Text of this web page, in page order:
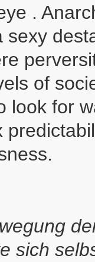
.
sexy
of
look for
sich